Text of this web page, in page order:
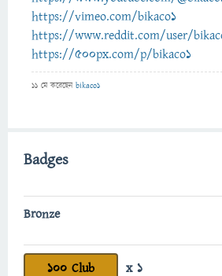
https://vimeo.com/bikaco1
https://www.reddit.com/user/
https://500px.com/p/bikaco1
11 মে করেছেন bikaco1
Badges
Bronze
100 Club x 1